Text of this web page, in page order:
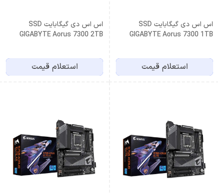
اس اس دی گیگابایت SSD
GIGABYTE Aorus 7300 1TB
استعلام قیمت
اس اس دی گیگابایت SSD
GIGABYTE Aorus 7300 2TB
استعلام قیمت